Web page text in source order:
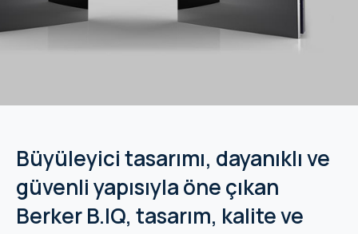
WYRESTORM
WYRESTORM
WYRESTORM
WYRESTORM
Büyüleyici tasarımı, dayanıklı ve
güvenli yapısıyla öne çıkan
Berker B.IQ, tasarım, kalite ve